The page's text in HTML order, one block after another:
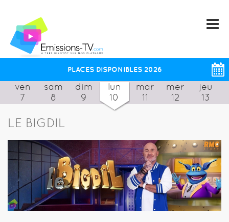
PLACES DISPONIBLES 2026
ven
7
sam
8
dim
9
lun
10
mar
11
mer
12
jeu
13
LE BIGDIL